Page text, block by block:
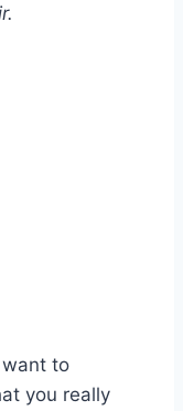
to
you really